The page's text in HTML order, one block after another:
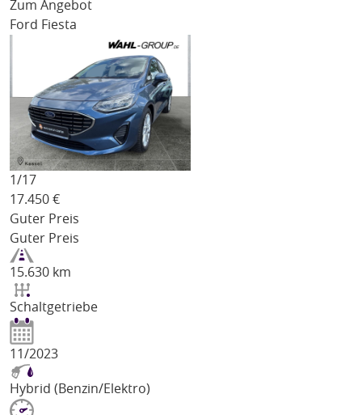
Zum Angebot
Ford Fiesta
1/17
17.450 €
Guter Preis
Guter Preis
15.630 km
Schaltgetriebe
11/2023
Hybrid (Benzin/Elektro)